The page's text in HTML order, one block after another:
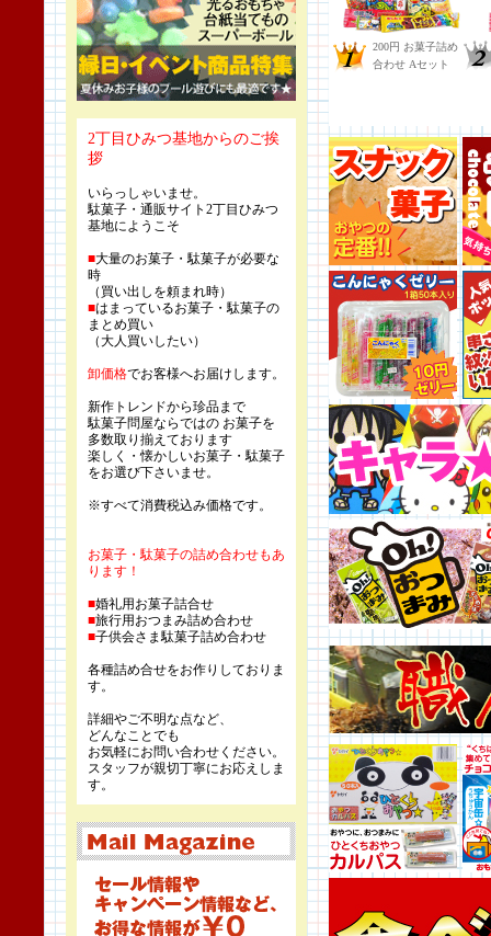
2丁目ひみつ基地からのご挨
拶
いらっしゃいませ。
駄菓子・通販サイト2丁目ひみつ
基地にようこそ
■大量のお菓子・駄菓子が必要な
時
（買い出しを頼まれ時）
■はまっているお菓子・駄菓子の
まとめ買い
（大人買いしたい）
卸価格でお客様へお届けします。
新作トレンドから珍品まで
駄菓子問屋ならではの お菓子を
多数取り揃えております
楽しく・懐かしいお菓子・駄菓子
をお選び下さいませ。
※すべて消費税込み価格です。
お菓子・駄菓子の詰め合わせもあ
ります！
■婚礼用お菓子詰合せ
■旅行用おつまみ詰め合わせ
■子供会さま駄菓子詰め合わせ
各種詰め合せをお作りしておりま
す。
詳細やご不明な点など、
どんなことでも
お気軽にお問い合わせください。
スタッフが親切丁寧にお応えしま
す。